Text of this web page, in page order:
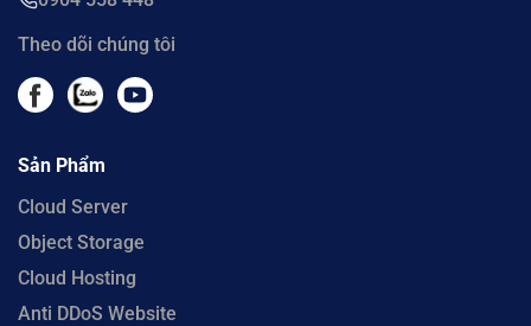
Theo dõi chúng tôi
Sản Phẩm
Cloud Server
Object Storage
Cloud Hosting
Anti DDoS Website